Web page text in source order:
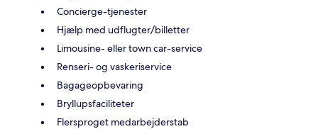
Concierge-tjenester
Hjælp med udflugter/billetter
Limousine- eller town car-service
Renseri- og vaskeriservice
Bagageopbevaring
Bryllupsfaciliteter
Flersproget medarbejderstab